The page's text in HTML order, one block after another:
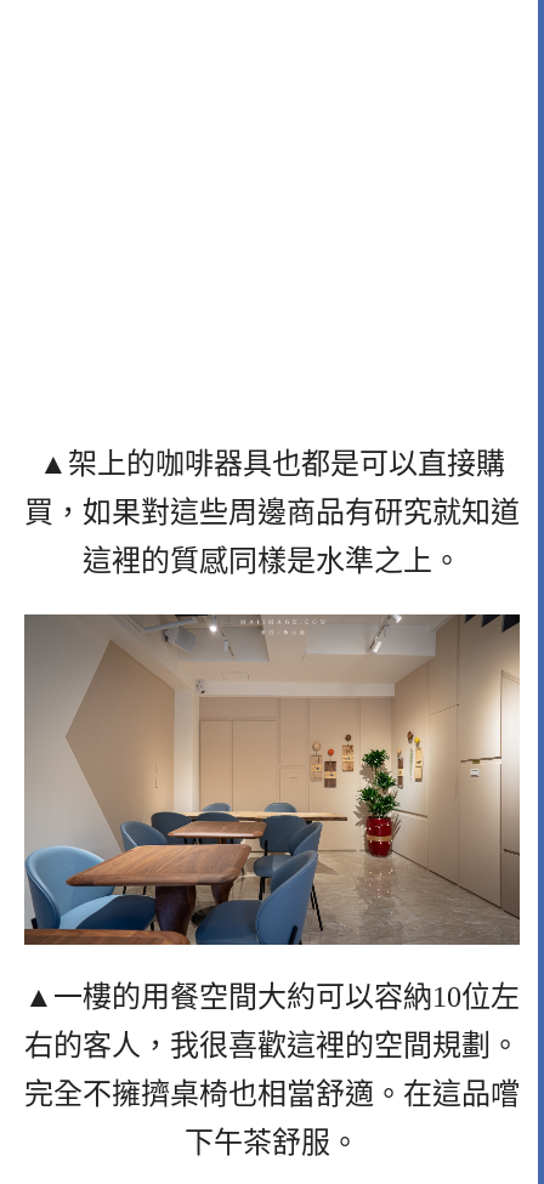
▲架上的咖啡器具也都是可以直接購
買，如果對這些周邊商品有研究就知道
這裡的質感同樣是水準之上。
▲一樓的用餐空間大約可以容納10位左
右的客人，我很喜歡這裡的空間規劃。
完全不擁擠桌椅也相當舒適。在這品嚐
下午茶舒服。